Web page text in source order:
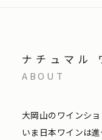
ナチュマル
ABOUT
大岡山のワインショ
いま日本ワインは